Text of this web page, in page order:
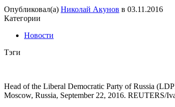
Опубликовал(а) Николай Акунов в 03.11.2016
Категории
Новости
Тэги
Head of the Liberal Democratic Party of Russia
Moscow, Russia, September 22, 2016. REUTERS/